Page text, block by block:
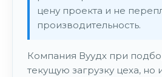
цену проекта и не
производительность.
Компания Вуудх при
текущую загрузку цеха,